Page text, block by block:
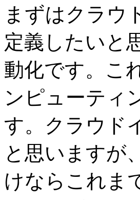
まずはクラウ
定義したいと
動化です。こ
ンピューティ
す。クラウド
と思いますが
けならこれま